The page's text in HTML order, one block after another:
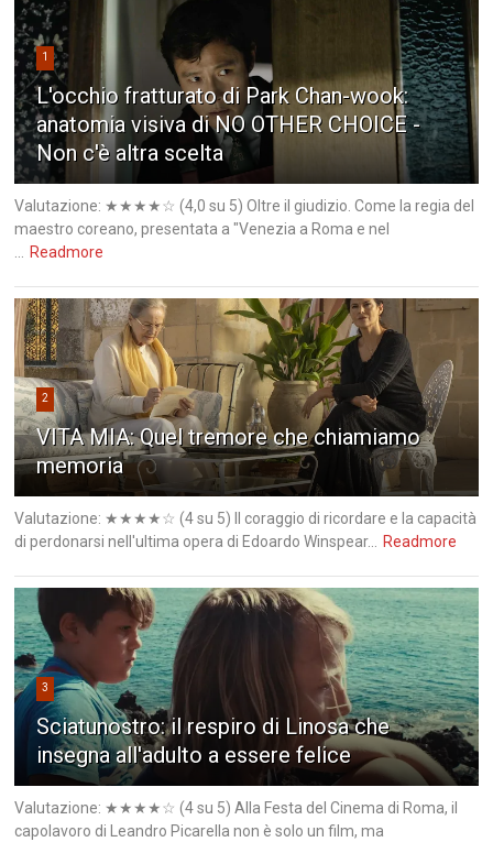
1
L'occhio fratturato di Park Chan-wook:
anatomia visiva di NO OTHER CHOICE -
Non c'è altra scelta
Valutazione: ★★★★☆ (4,0 su 5) Oltre il giudizio. Come la regia del
maestro coreano, presentata a "Venezia a Roma e nel
... Readmore
2
VITA MIA: Quel tremore che chiamiamo
memoria
Valutazione: ★★★★☆ (4 su 5) Il coraggio di ricordare e la capacità
di perdonarsi nell'ultima opera di Edoardo Winspear... Readmore
3
Sciatunostro: il respiro di Linosa che
insegna all'adulto a essere felice
Valutazione: ★★★★☆ (4 su 5) Alla Festa del Cinema di Roma, il
capolavoro di Leandro Picarella non è solo un film, ma